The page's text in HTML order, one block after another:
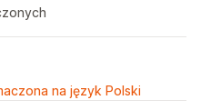
na język Polski